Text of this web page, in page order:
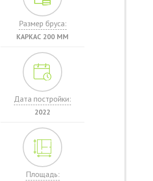
Размер бруса:
КАРКАС 200 ММ
Дата постройки:
2022
Площадь: